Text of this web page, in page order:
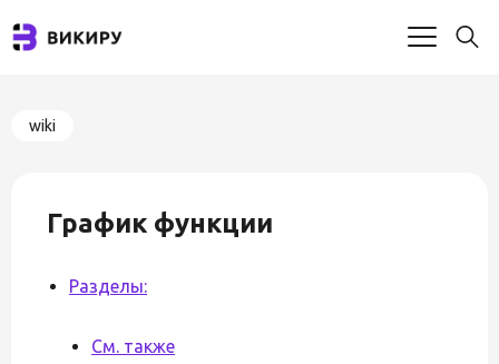
wiki
График функции
Разделы:
См. также